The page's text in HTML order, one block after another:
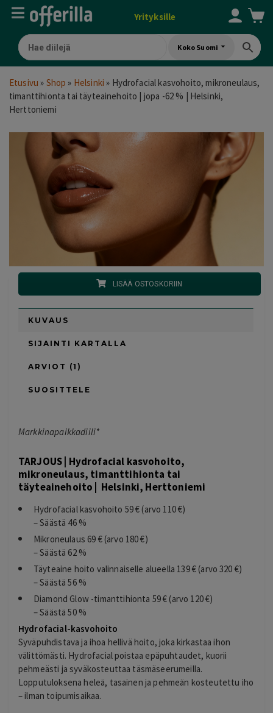
Yrityksille
Koko Suomi
Etusivu » Shop » Helsinki » Hydrofacial kasvohoito, mikroneulaus,
timanttihionta tai täyteainehoito | jopa -62 % | Helsinki,
Herttoniemi
LISÄÄ OSTOSKORIIN
KUVAUS
SIJAINTI KARTALLA
ARVIOT (1)
SUOSITTELE
Markkinapaikkadiili*
TARJOUS | Hydrofacial kasvohoito,
mikroneulaus, timanttihionta tai
täyteainehoito | Helsinki, Herttoniemi
Hydrofacial kasvohoito 59 € (arvo 110 €)
– Säästä 46 %
Mikroneulaus 69 € (arvo 180 €)
– Säästä 62 %
Täyteaine hoito valinnaiselle alueella 139 € (arvo 320 €)
– Säästä 56 %
Diamond Glow -timanttihionta 59 € (arvo 120 €)
– Säästä 50 %
Hydrofacial-kasvohoito
Syväpuhdistava ja ihoa hellivä hoito, joka kirkastaa ihon
välittömästi. Hydrofacial poistaa epäpuhtaudet, kuorii
pehmeästi ja syväkosteuttaa täsmäseerumeilla.
Lopputuloksena heleä, tasainen ja pehmeän kosteutettu iho
– ilman toipumisaikaa.